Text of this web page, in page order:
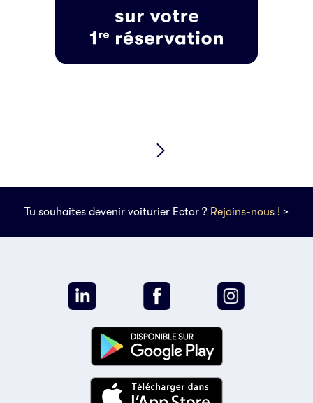
Tu souhaites devenir voiturier Ector ? Rejoins-nous ! >